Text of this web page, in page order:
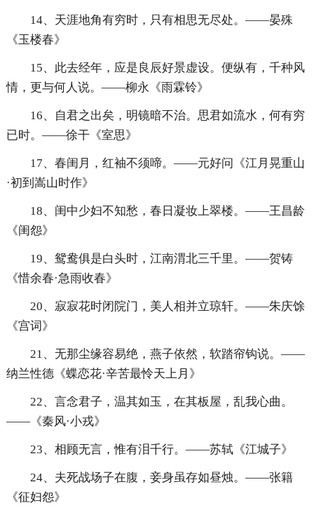
14、天涯地角有穷时，只有相思无尽处。——晏殊
《玉楼春》
15、此去经年，应是良辰好景虚设。便纵有，千种风
情，更与何人说。——柳永《雨霖铃》
16、自君之出矣，明镜暗不治。思君如流水，何有穷
已时。——徐干《室思》
17、春闺月，红袖不须啼。——元好问《江月晃重山
·初到嵩山时作》
18、闺中少妇不知愁，春日凝妆上翠楼。——王昌龄
《闺怨》
19、鸳鸯俱是白头时，江南渭北三千里。——贺铸
《惜余春·急雨收春》
20、寂寂花时闭院门，美人相并立琼轩。——朱庆馀
《宫词》
21、无那尘缘容易绝，燕子依然，软踏帘钩说。——
纳兰性德《蝶恋花·辛苦最怜天上月》
22、言念君子，温其如玉，在其板屋，乱我心曲。
——《秦风·小戎》
23、相顾无言，惟有泪千行。——苏轼《江城子》
24、夫死战场子在腹，妾身虽存如昼烛。——张籍
《征妇怨》